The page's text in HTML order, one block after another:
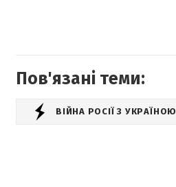
Пов'язані теми:
ВІЙНА РОСІЇ З УКРАЇНОЮ